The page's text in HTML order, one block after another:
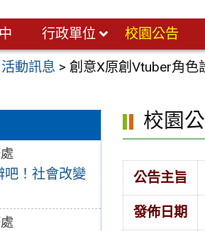
行政單位 校園公告
活動訊息 >創意X原創Vtuber角色
！社會改變
校園
公告主旨
發佈日期